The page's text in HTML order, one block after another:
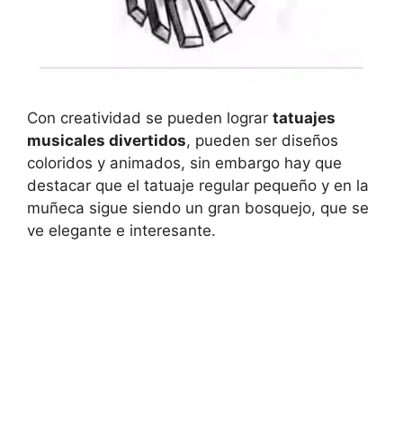
Con creatividad se pueden lograr tatuajes
musicales divertidos, pueden ser diseños
coloridos y animados, sin embargo hay que
destacar que el tatuaje regular pequeño y en la
muñeca sigue siendo un gran bosquejo, que se
ve elegante e interesante.